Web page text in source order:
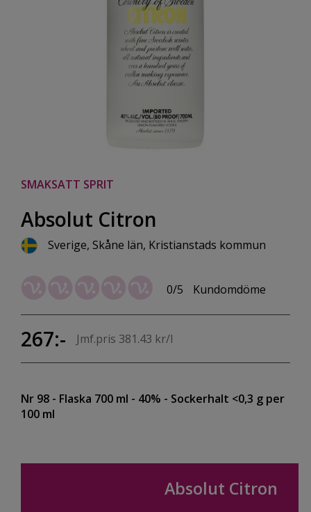
SMAKSATT SPRIT
Absolut Citron
Sverige, Skåne län, Kristianstads kommun
0/5 Kundomdöme
267:- Jmf.pris 381.43 kr/l
Nr 98 - Flaska 700 ml - 40% - Sockerhalt <0,3 g per
100 ml
Absolut Citron